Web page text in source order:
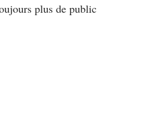
plus de public